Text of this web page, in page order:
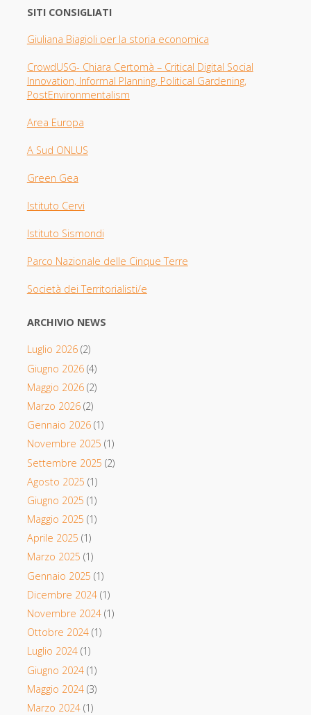
SITI CONSIGLIATI
Giuliana Biagioli per la storia economica
CrowdUSG- Chiara Certomà – Critical Digital Social
Innovation, Informal Planning, Political Gardening,
PostEnvironmentalism
Area Europa
A Sud ONLUS
Green Gea
Istituto Cervi
Istituto Sismondi
Parco Nazionale delle Cinque Terre
Società dei Territorialisti/e
ARCHIVIO NEWS
Luglio 2026(2)
Giugno 2026(4)
Maggio 2026(2)
Marzo 2026(2)
Gennaio 2026(1)
Novembre 2025 (1)
Settembre 2025 (2)
Agosto 2025 (1)
Giugno 2025 (1)
Maggio 2025 (1)
Aprile 2025 (1)
Marzo 2025 (1)
Gennaio 2025 (1)
Dicembre 2024(1)
Novembre 2024(1)
Ottobre 2024(1)
Luglio 2024(1)
Giugno 2024(1)
Maggio 2024(3)
Marzo 2024(1)